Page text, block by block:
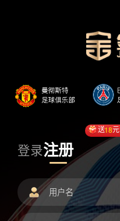
登录注册
送18元